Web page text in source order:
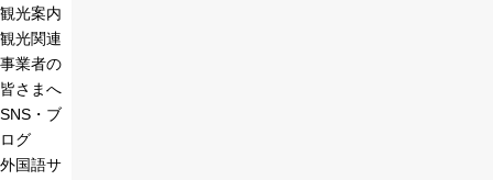
観光案内
観光関連
事業者の
皆さまへ
SNS・ブ
ログ
外国語サ